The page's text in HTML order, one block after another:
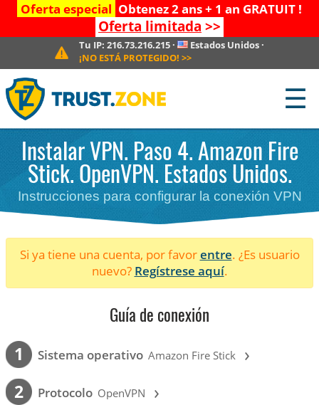
Oferta especial Obtenez 2 ans + 1 an GRATUIT !
Oferta limitada >>
Tu IP: 216.73.216.215· Estados Unidos ·
¡NO ESTÁ PROTEGIDO! >>
☰
Instalar VPN. Paso 4. Amazon Fire
Stick. OpenVPN. Estados Unidos.
Instrucciones para configurar la conexión VPN
Si ya tiene una cuenta, por favorentre. ¿Es usuario
nuevo? Regístrese aquí.
Guía de conexión
1 Sistema operativo Amazon Fire Stick ›
2 Protocolo OpenVPN ›